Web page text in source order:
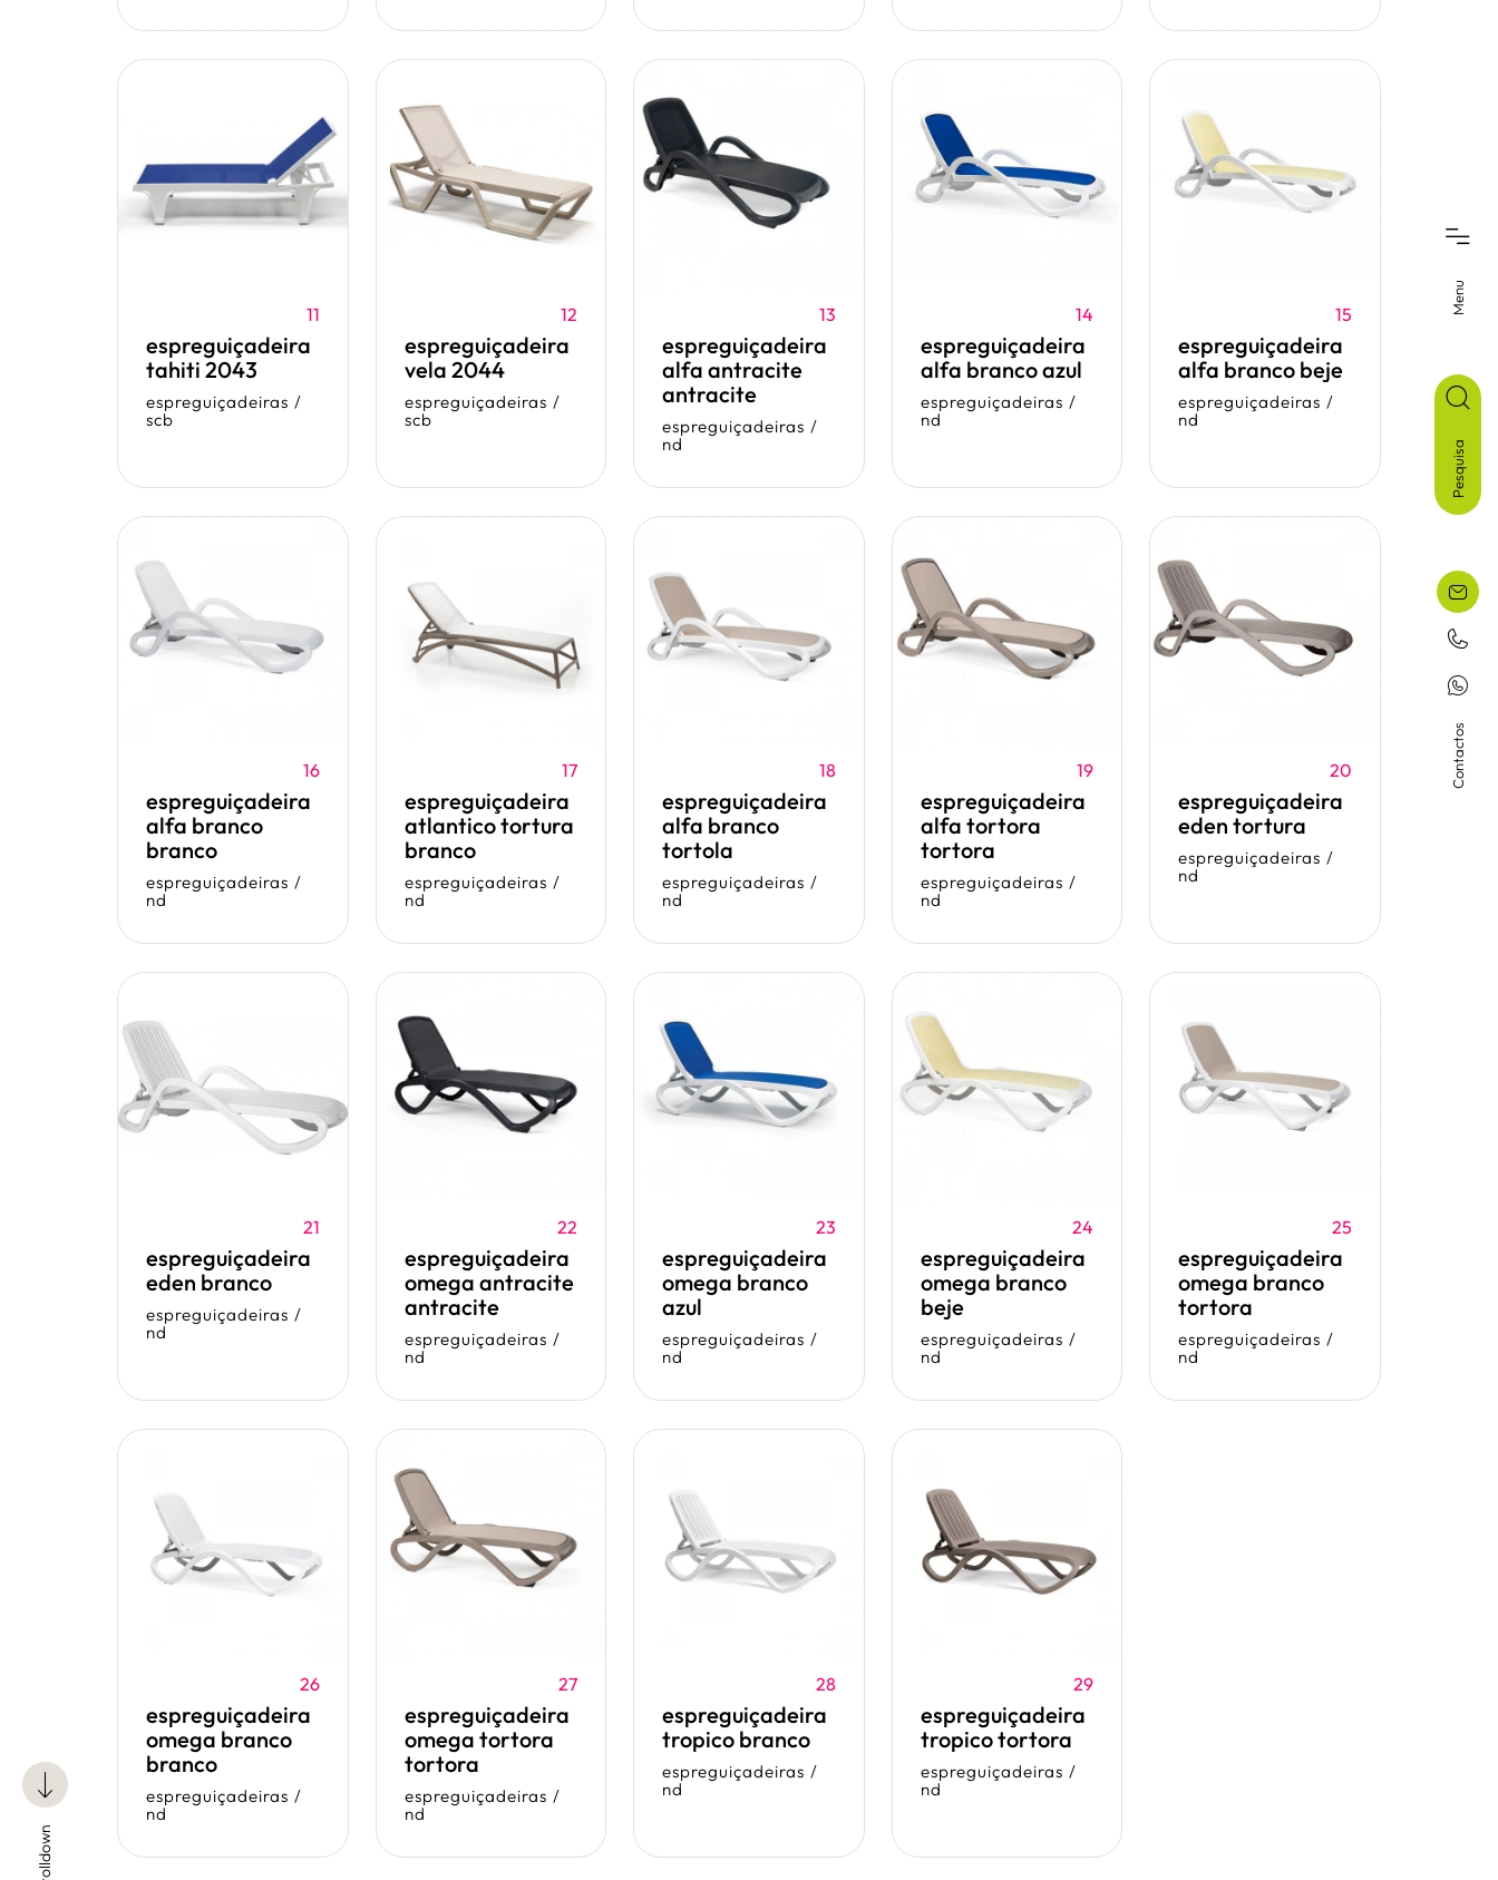
11
espreguiçadeira
tahiti 2043
espreguiçadeiras /
scb
12
espreguiçadeira
vela 2044
espreguiçadeiras /
scb
13
espreguiçadeira
alfa antracite
antracite
espreguiçadeiras /
nd
14
espreguiçadeira
alfa branco azul
espreguiçadeiras /
nd
15
espreguiçadeira
alfa branco beje
espreguiçadeiras /
nd
16
espreguiçadeira
alfa branco
branco
espreguiçadeiras /
nd
17
espreguiçadeira
atlantico tortura
branco
espreguiçadeiras /
nd
18
espreguiçadeira
alfa branco
tortola
espreguiçadeiras /
nd
19
espreguiçadeira
alfa tortora
tortora
espreguiçadeiras /
nd
20
espreguiçadeira
eden tortura
espreguiçadeiras /
nd
21
espreguiçadeira
eden branco
espreguiçadeiras /
nd
22
espreguiçadeira
omega antracite
antracite
espreguiçadeiras /
nd
23
espreguiçadeira
omega branco
azul
espreguiçadeiras /
nd
24
espreguiçadeira
omega branco
beje
espreguiçadeiras /
nd
25
espreguiçadeira
omega branco
tortora
espreguiçadeiras /
nd
26
espreguiçadeira
omega branco
branco
espreguiçadeiras /
nd
27
espreguiçadeira
omega tortora
tortora
espreguiçadeiras /
nd
28
espreguiçadeira
tropico branco
espreguiçadeiras /
nd
29
espreguiçadeira
tropico tortora
espreguiçadeiras /
nd
scrolldown
Menu
Pesquisa
Contactos